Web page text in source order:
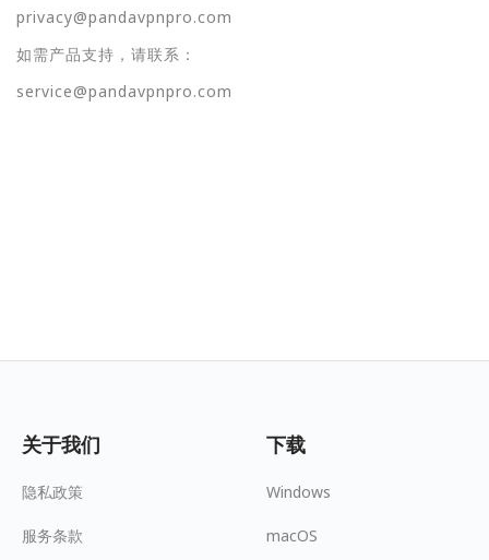
privacy@pandavpnpro.com
如需产品支持，请联系：
service@pandavpnpro.com
关于我们
隐私政策
服务条款
下载
Windows
macOS